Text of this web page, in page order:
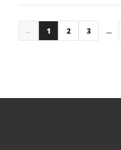
← 1 2 3 ...